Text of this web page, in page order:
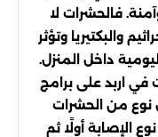
فالحشرات لا
والبكتيريا وتؤثر
داخل المنزل.
اربد على برامج
من الحشرات
الإصابة أولًا ثم